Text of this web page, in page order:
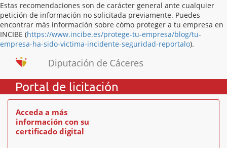
Estas recomendaciones son de carácter general ante cualquier
petición de información no solicitada previamente. Puedes
encontrar más información sobre cómo proteger a tu empresa en
INCIBE (https://www.incibe.es/protege-tu-empresa/blog/tu-
empresa-ha-sido-victima-incidente-seguridad-reportalo).
Portal de licitación
Acceda a más
información con su
certificado digital